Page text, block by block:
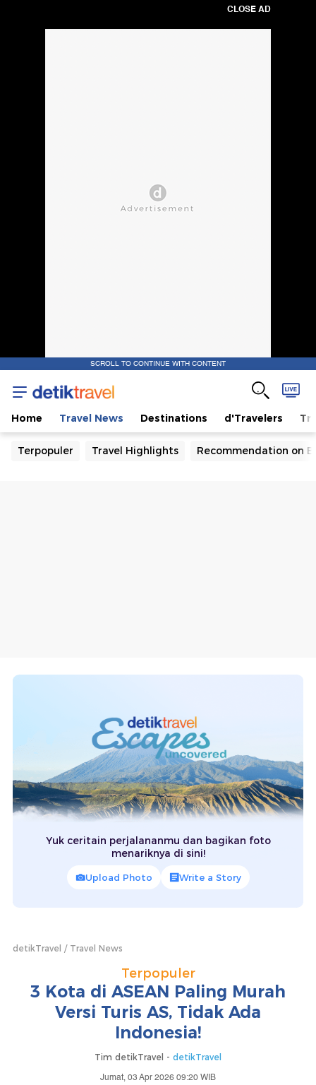
CLOSE AD
SCROLL TO CONTINUE WITH CONTENT
Home Travel News Destinations d'Travelers
Terpopuler Travel Highlights Recommendation on
Yuk ceritain perjalananmu dan bagikan foto
menariknya di sini!
Upload Photo Write a Story
detikTravel Travel News
Terpopuler
3 Kota di ASEAN Paling Murah
Versi Turis AS, Tidak Ada
Indonesia!
Tim detikTravel - detikTravel
Jumat, 03 Apr 2026 09:20 WIB